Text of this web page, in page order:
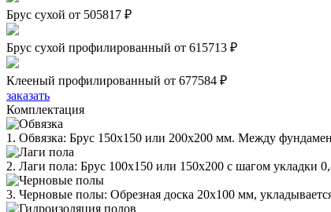
Брус сухой от 505817 ₽
Брус сухой профилированный от 615713 ₽
Клееный профилированный от 677584 ₽
заказать
Комплектация
1. Обвязка: Брус 150х150 или 200х200 мм. Между
2. Лаги пола: Брус 100х150 или 150х200 с шагом укладки
3. Черновые полы: Обрезная доска 20х100 мм,